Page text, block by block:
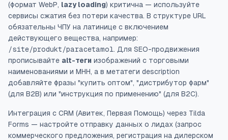
(формат WebP, lazy loading) критична — используйте
сервисы сжатия без потери качества. В структуре URL
обязательны ЧПУ на латинице с включением
действующего вещества, например:
/site/produkt/paracetamol. Для SEO-продвижения
прописывайте alt-теги изображений с торговыми
наименованиями и МНН, а в метатеги description
добавляйте фразы "купить оптом", "дистрибутор фарм"
(для B2B) или "инструкция по применению" (для B2C).
Интеграция с CRM (Авитек, Первая Помощь) через Tilda
Forms — настройте отправку данных о лидах (запрос
коммерческого предложения, регистрация на дилерском